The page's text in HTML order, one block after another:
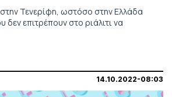
στην Τενερίφη, ωστόσο στην Ελλάδα
δεν επιτρέπουν στο ριάλιτι να
14.10.2022-08:03